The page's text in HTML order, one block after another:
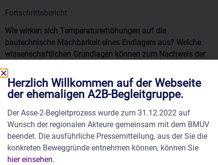
Fortschrittsbericht
Wie wirken sich Temperaturerhöhungen auf die
bautechnische Machbarkeit eines Endlagers aus? Welche
wissenschaftlichen Grundlagen können zum Nachweis der
sich Radionuklide in natürlichem Tongestein und in
salinaren Systemen? Fragen die auch für die aktuelle Asse-2-
Thematik interessant sind.
Das Karlsruher Institut für Technologie der Universität des
Landes Baden-Württemberg und des nationalen
Forschungszentrums in der Helmholtz-Gemeinschaft geht in
seiner laufenden Forschungsarbeit dem Thema
Herzlich Willkommen auf der Webseite
der ehemaligen A2B-Begleitgruppe.
Der Asse-2-Begleitprozess wurde zum 31.12.2022 auf
Wunsch der regionalen Akteure gemeinsam mit dem BMUV
beendet. Die ausführliche Pressemitteilung, aus der Sie die
konkreten Beweggründe entnehmen können, können Sie
hier einsehen.